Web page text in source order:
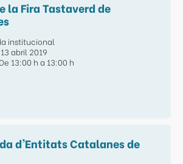
la Fira Tastaverd de
institucional
13 abril 2019
De 13:00 h a 13:00 h
d'Entitats Catalanes de